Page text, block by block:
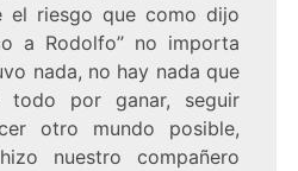
el riesgo que como dijo
a Rodolfo” no importa
nada, no hay nada que
todo por ganar, seguir
otro mundo posible,
nuestro compañero